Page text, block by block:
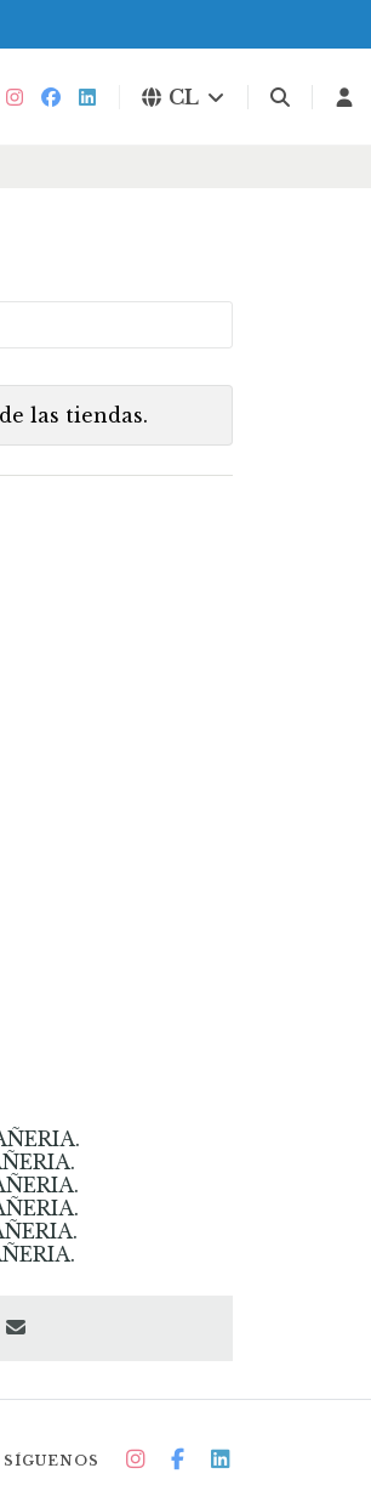
CL
las tiendas.
SÍGUENOS